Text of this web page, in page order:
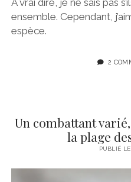
À vrai dire, je ne sais pas
ensemble. Cependant,
espèce.
2
Un combattant
la plage
PUBLIÉ